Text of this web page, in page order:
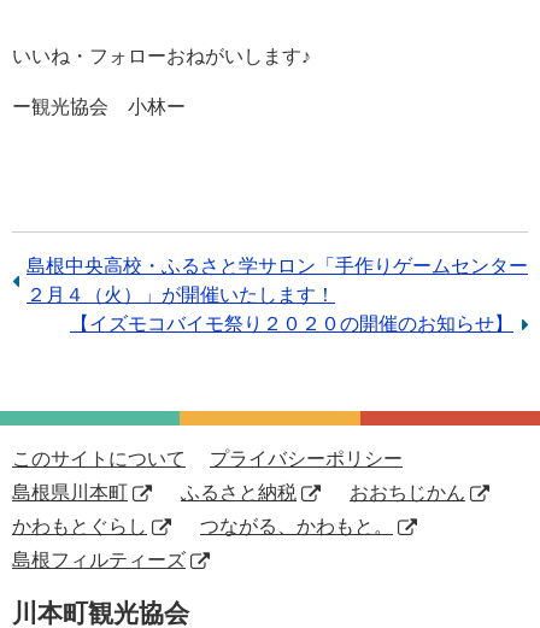
いいね・フォローおねがいします♪
ー観光協会 小林ー
前
の
島根中央高校・ふるさと学サロン「手作りゲームセンター
２月４（火）」が開催いたします！
次
事：
【イズモコバイモ祭り２０２０の開催のお知らせ】
このサイトについて
プライバシーポリシー
島根県川本町
ふるさと納税
おおちじかん
かわもとぐらし
つながる、かわもと。
島根フィルティーズ
川本町観光協会